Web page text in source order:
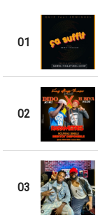
01
02
03